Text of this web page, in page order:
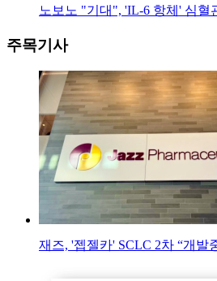
노보노 "기대", 'IL-6 항체' 심혈
주목기사
재즈, '젭젤카' SCLC 2차 “개발